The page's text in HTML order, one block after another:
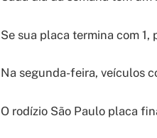
Se sua placa termina com
Na segunda-feira, veículos
O rodízio São Paulo placa